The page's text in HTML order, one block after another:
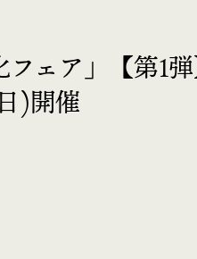
フェア」【第1
)開催